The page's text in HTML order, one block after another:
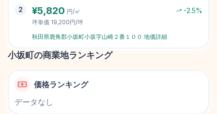
2 ¥5,820 円/㎡ -2.5%
坪単価 19,200円/坪
秋田県鹿角郡小坂町小坂字山崎２番１００ 地価詳細
小坂町の商業地ランキング
価格ランキング
データなし